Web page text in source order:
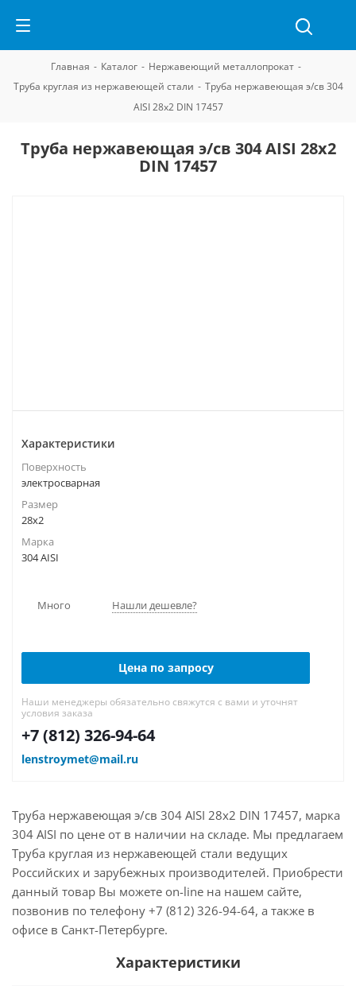
Главная - Каталог - Нержавеющий металлопрокат -
Труба круглая из нержавеющей стали - Труба нержавеющая э/св 304
AISI 28х2 DIN 17457
Труба нержавеющая э/св 304 AISI 28х2
DIN 17457
Характеристики
Поверхность
электросварная
Размер
28х2
Марка
304 AISI
Много Нашли дешевле?
Цена по запросу
Наши менеджеры обязательно свяжутся с вами и уточнят
условия заказа
+7 (812) 326-94-64
lenstroymet@mail.ru
Труба нержавеющая э/св 304 AISI 28х2 DIN 17457, марка
304 AISI по цене от в наличии на складе. Мы предлагаем
Труба круглая из нержавеющей стали ведущих
Российских и зарубежных производителей. Приобрести
данный товар Вы можете on-line на нашем сайте,
позвонив по телефону +7 (812) 326-94-64, а также в
офисе в Санкт-Петербурге.
Характеристики